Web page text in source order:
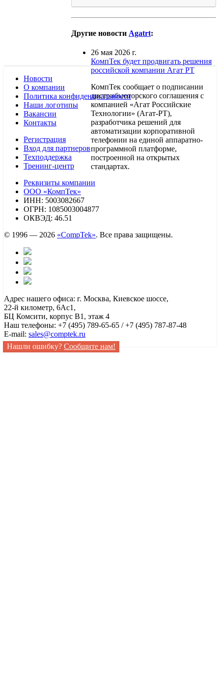
Другие новости Agatrt:
26 мая 2026 г.
КомпТек будет продвигать решения
российской компании Агат РТ
КомпТек сообщает о подписании
дистрибьюторского соглашения с
компанией «Агат Российские
Технологии» (Агат-РТ),
разработчика решений для
автоматизации корпоративной
телефонии на единой аппаратно-
программной платформе,
построенной на открытых
стандартах.
Новости
О компании
Политика конфиденциальности
Наши логотипы
Вакансии
Контакты
Регистрация
Вход для партнеров
Техподдержка
Тренинг-центр
Реквизиты компании
ООО «КомпТек»
ИНН: 5003082667
ОГРН: 1085003004877
ОКВЭД: 46.51
© 1996 — 2026 «CompTek». Все права защищены.
Адрес нашего офиса: г. Москва, Киевское шоссе,
22-й километр, 6Ас1,
БЦ Комсити, корпус B1, этаж 4
Наш телефоны: +7 (495) 789-65-65 / +7 (495) 787-87-48
E-mail: sales@comptek.ru
Нашли ошибку? Сообщите нам!